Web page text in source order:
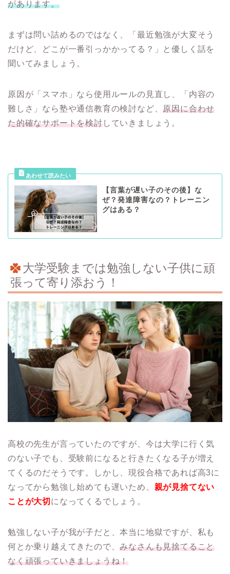
があります。
まずは問い詰めるのではなく、「最近勉強が大変そう
だけど、どこが一番引っかかってる？」と優しく話を
聞いてみましょう。
原因が「スマホ」なら使用ルールの見直し、「内容の
難しさ」なら塾や通信教育の検討など、原因に合わせ
た的確なサポートを検討していきましょう。
【言葉が遅い子のその後】な
ぜ？発達障害なの？トレーニン
グはある？
大学受験までは勉強しない子供に頑
張って寄り添おう！
高校の先生が言っていたのですが、今は大学に行く気
のない子でも、受験前になると行きたくなる子が増え
てくるのだそうです。しかし、現役合格であれば高3に
なってから勉強し始めても遅いため、 親が見捨てない
ことが大切 になってくるでしょう。
勉強しない子が我が子だと、本当に地獄ですが、私も
何とか乗り越えてきたので、みなさんも見捨てること
なく頑張っていきましょうね！